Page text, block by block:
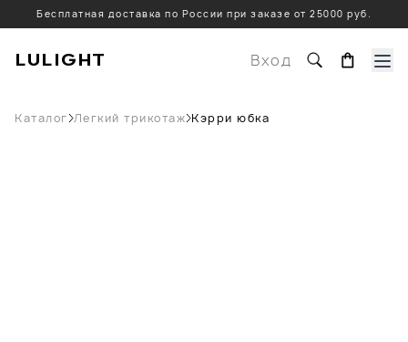
Бесплатная доставка по России при заказе от 25000 руб.
LULIGHT Вход
Каталог Легкий трикотаж Кэрри юбка